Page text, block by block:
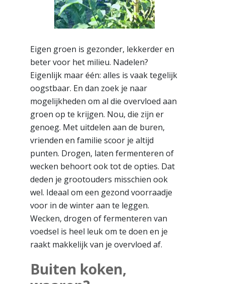
Eigen groen is gezonder, lekkerder en
beter voor het milieu. Nadelen?
Eigenlijk maar één: alles is vaak tegelijk
oogstbaar. En dan zoek je naar
mogelijkheden om al die overvloed aan
groen op te krijgen. Nou, die zijn er
genoeg. Met uitdelen aan de buren,
vrienden en familie scoor je altijd
punten. Drogen, laten fermenteren of
wecken behoort ook tot de opties. Dat
deden je grootouders misschien ook
wel. Ideaal om een gezond voorraadje
voor in de winter aan te leggen.
Wecken, drogen of fermenteren van
voedsel is heel leuk om te doen en je
raakt makkelijk van je overvloed af.
Buiten koken,